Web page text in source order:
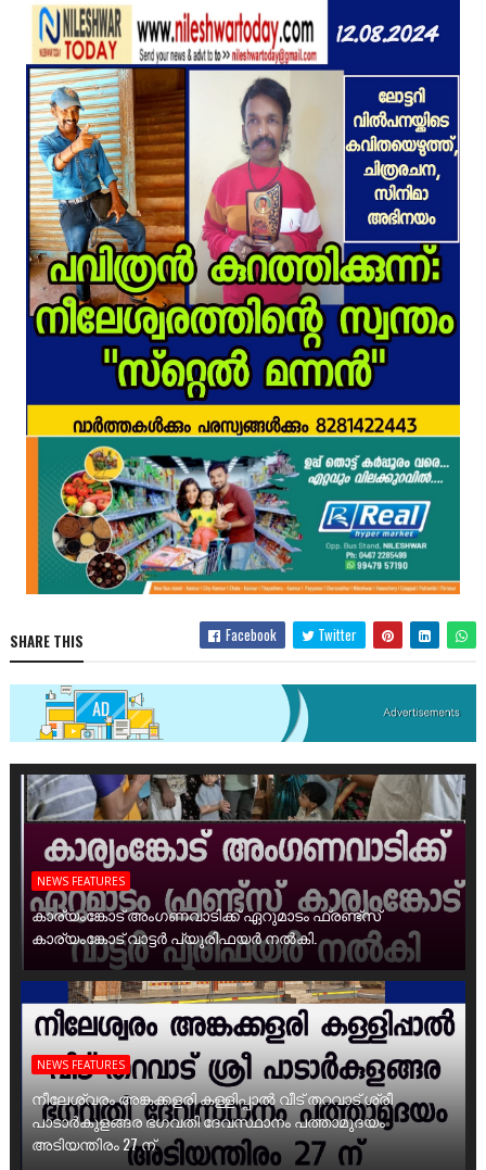
SHARE THIS Facebook Twitter
NEWS FEATURES
കാര്യംങ്കോട് അംഗണവാടിക്ക് ഏറുമാടം ഫ്രണ്ട്സ്
കാര്യംങ്കോട് വാട്ടർ പ്യൂരിഫയർ നൽകി.
NEWS FEATURES
നീലേശ്വരം അങ്കക്കളരി കള്ളിപ്പാൽ വീട് തറവാട് ശ്രീ
പാടാർകുളങ്ങര ഭഗവതി ദേവസ്ഥാനം പത്താമുദയം
അടിയന്തിരം 27 ന്